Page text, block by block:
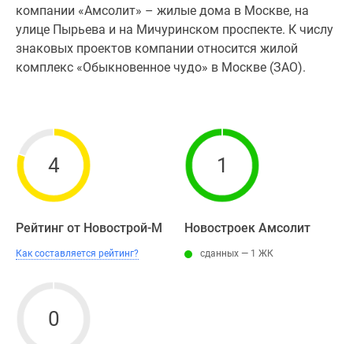
компании «Амсолит» – жилые дома в Москве, на
улице Пырьева и на Мичуринском проспекте. К числу
знаковых проектов компании относится жилой
комплекс «Обыкновенное чудо» в Москве (ЗАО).
4
Рейтинг от Новострой-М
Как составляется рейтинг?
1
Новостроек Амсолит
сданных — 1 ЖК
0